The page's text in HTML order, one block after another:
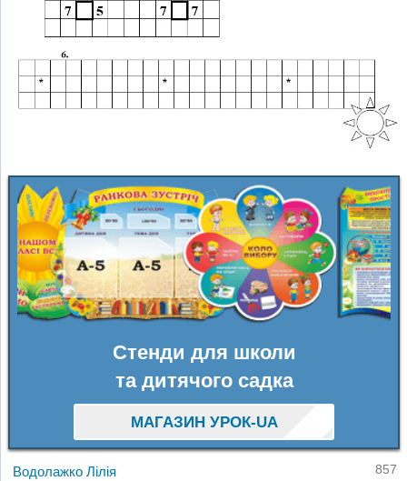
Стенди для школи
та дитячого садка
МАГАЗИН УРОК-UA
Водолажко Лілія 857